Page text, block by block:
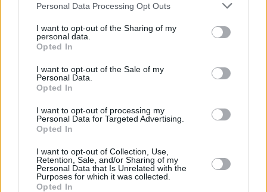
Personal Data Processing Opt Outs
I want to opt-out of the Sharing of my
personal data.
Opted In
I want to opt-out of the Sale of my
Personal Data.
Opted In
I want to opt-out of processing my
Personal Data for Targeted Advertising.
Opted In
I want to opt-out of Collection, Use,
Retention, Sale, and/or Sharing of my
Personal Data that Is Unrelated with the
Purposes for which it was collected.
Opted In
Guide pour acheter un appartement en
centre-ville
Acheter un appartement en centre-ville peut être une expérience
propositions, coûts et avantages liés à l'investissement immobil…
Lire la suite